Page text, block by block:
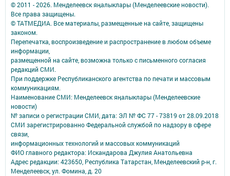
© 2011 - 2026. Менделеевск яӊалыклары (Менделеевские новости).
Все права защищены.
© ТАТМЕДИА. Все материалы, размещенные на сайте, защищены
законом.
Перепечатка, воспроизведение и распространение в любом объеме
информации,
размещенной на сайте, возможна только с письменного согласия
редакций СМИ.
При поддержке Республиканского агентства по печати и массовым
коммуникациям.
Наименование СМИ: Менделеевск яӊалыклары (Менделеевские
новости)
№ записи о регистрации СМИ, дата: ЭЛ № ФС 77 - 73819 от 28.09.2018
СМИ зарегистрированно Федеральной службой по надзору в сфере
связи,
информационных технологий и массовых коммуникаций
ФИО главного редактора: Искандарова Джулия Анатольевна
Адрес редакции: 423650, Республика Татарстан, Менделеевский р-н, г.
Менделеевск, ул. Фомина, д. 20